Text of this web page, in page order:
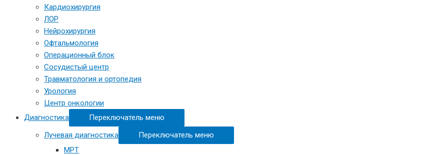
Кардиохирургия
ЛОР
Нейрохирургия
Офтальмология
Операционный блок
Сосудистый центр
Травматология и ортопедия
Урология
Центр онкологии
Диагностика
Переключатель меню
Лучевая диагностика
Переключатель меню
МРТ